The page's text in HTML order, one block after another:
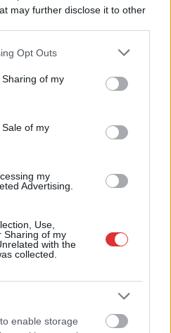
may further disclose it to other
app uses one or more Google
behaviour. You may click to
and its third-party tags to
purposes in below Google
Opt Outs
of my
of my
my
Advertising.
Use,
Sharing of my
with the
collected.
enable storage
a